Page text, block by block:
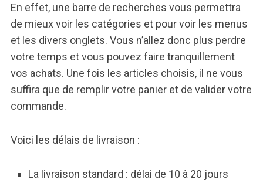
En effet, une barre de recherches vous permettra
de mieux voir les catégories et pour voir les menus
et les divers onglets. Vous n’allez donc plus perdre
votre temps et vous pouvez faire tranquillement
vos achats. Une fois les articles choisis, il ne vous
suffira que de remplir votre panier et de valider votre
commande.
Voici les délais de livraison :
La livraison standard : délai de 10 à 20 jours